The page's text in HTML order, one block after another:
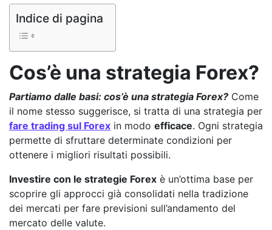
Indice di pagina
Cos’è una strategia Forex?
Partiamo dalle basi: cos’è una strategia Forex? Come
il nome stesso suggerisce, si tratta di una strategia per
fare trading sul Forex in modo efficace. Ogni strategia
permette di sfruttare determinate condizioni per
ottenere i migliori risultati possibili.
Investire con le strategie Forex è un’ottima base per
scoprire gli approcci già consolidati nella tradizione
dei mercati per fare previsioni sull’andamento del
mercato delle valute.